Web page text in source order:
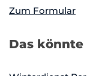
Zum Formular
Das könnte